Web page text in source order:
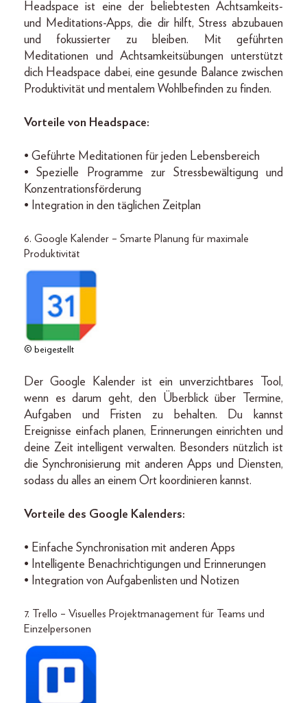
Headspace ist eine der beliebtesten Achtsamkeits-
und Meditations-Apps, die dir hilft, Stress abzubauen
und fokussierter zu bleiben. Mit geführten
Meditationen und Achtsamkeitsübungen unterstützt
dich Headspace dabei, eine gesunde Balance zwischen
Produktivität und mentalem Wohlbefinden zu finden.
Vorteile von Headspace:
• Geführte Meditationen für jeden Lebensbereich
• Spezielle Programme zur Stressbewältigung und
Konzentrationsförderung
• Integration in den täglichen Zeitplan
6. Google Kalender – Smarte Planung für maximale
Produktivität
© beigestellt
Der Google Kalender ist ein unverzichtbares Tool,
wenn es darum geht, den Überblick über Termine,
Aufgaben und Fristen zu behalten. Du kannst
Ereignisse einfach planen, Erinnerungen einrichten und
deine Zeit intelligent verwalten. Besonders nützlich ist
die Synchronisierung mit anderen Apps und Diensten,
sodass du alles an einem Ort koordinieren kannst.
Vorteile des Google Kalenders:
• Einfache Synchronisation mit anderen Apps
• Intelligente Benachrichtigungen und Erinnerungen
• Integration von Aufgabenlisten und Notizen
7. Trello – Visuelles Projektmanagement für Teams und
Einzelpersonen